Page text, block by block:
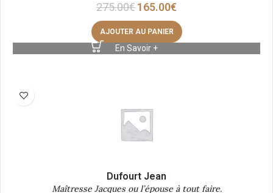
275.00€165.00€
AJOUTER AU PANIER
En Savoir +
Dufourt Jean
Maîtresse Jacques ou l’épouse à tout faire.